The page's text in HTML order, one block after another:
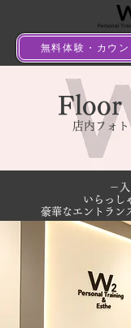
無料体験・カウ
Floor
店内フォ
－
いらっし
豪華なエントラン